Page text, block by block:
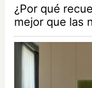
¿Por qué
mejor que las